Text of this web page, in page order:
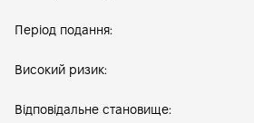
Період подання:
Високий ризик:
Відповідальне становище: